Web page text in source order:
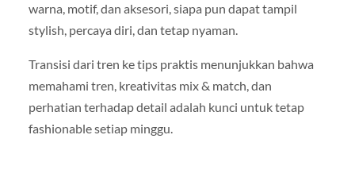
warna, motif, dan aksesori, siapa pun dapat tampil
stylish, percaya diri, dan tetap nyaman.
Transisi dari tren ke tips praktis menunjukkan bahwa
memahami tren, kreativitas mix & match, dan
perhatian terhadap detail adalah kunci untuk tetap
fashionable setiap minggu.